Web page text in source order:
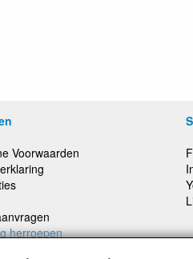
Voorwaarden
herroepen